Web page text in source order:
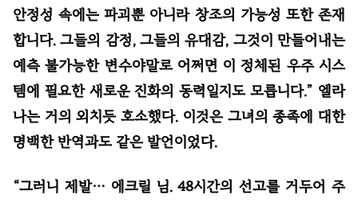
안정성 속에는 파괴뿐 아니라 창조의 가능성 또한 존재
합니다. 그들의 감정, 그들의 유대감, 그것이 만들어내는
예측 불가능한 변수야말로 어쩌면 이 정체된 우주 시스
템에 필요한 새로운 진화의 동력일지도 모릅니다.” 엘라
나는 거의 외치듯 호소했다. 이것은 그녀의 종족에 대한
명백한 반역과도 같은 발언이었다.
“그러니 제발… 에크릴 님. 48시간의 선고를 거두어 주